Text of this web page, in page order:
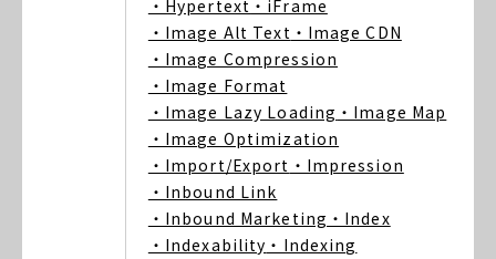
・Hypertext ・iFrame
・Image Alt Text ・Image CDN
・Image Compression
・Image Format
・Image Lazy Loading ・Image Map
・Image Optimization
・Import/Export ・Impression
・Inbound Link
・Inbound Marketing ・Index
・Indexability ・Indexing